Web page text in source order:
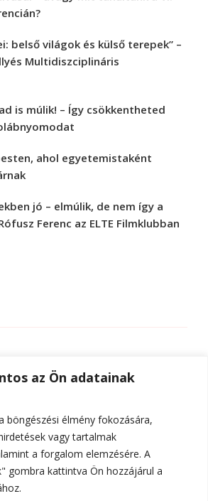
az Ön adatainak
böngészési élmény fokozására,
vagy tartalmak
a forgalom elemzésére. A
gombra kattintva Ön hozzájárul a
belső világok és külső terepek” –
Multidiszciplináris
is múlik! – Így csökkentheted
ahol egyetemistaként
jó – elmúlik, de nem így a
Ferenc az ELTE Filmklubban